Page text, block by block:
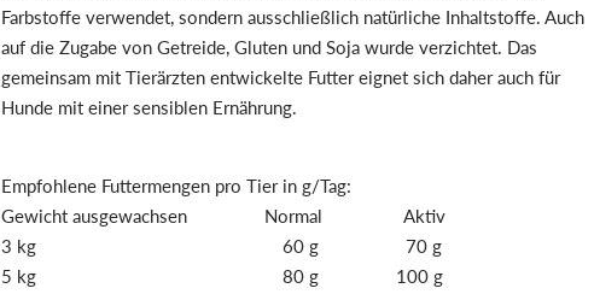
Farbstoffe verwendet, sondern ausschließlich natürliche Inhaltstoffe. Auch
auf die Zugabe von Getreide, Gluten und Soja wurde verzichtet. Das
gemeinsam mit Tierärzten entwickelte Futter eignet sich daher auch für
Hunde mit einer sensiblen Ernährung.
Empfohlene Futtermengen pro Tier in g/Tag:
Gewicht ausgewachsen Normal Aktiv
3 kg 60 g 70 g
5 kg 80 g 100 g